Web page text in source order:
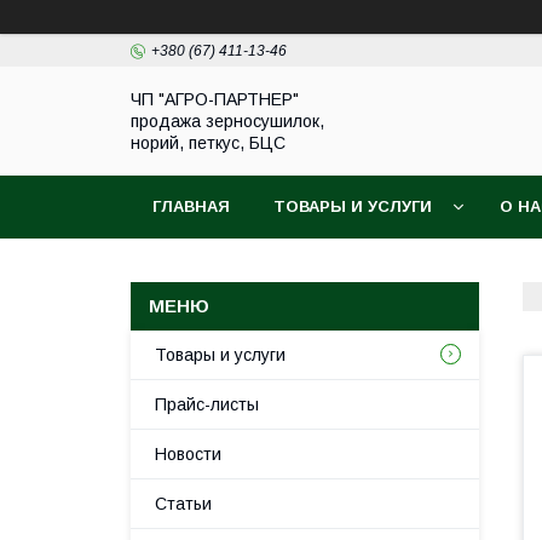
+380 (67) 411-13-46
ЧП "АГРО-ПАРТНЕР"
продажа зерносушилок,
норий, петкус, БЦС
ГЛАВНАЯ ТОВАРЫ И УСЛУГИ О
Товары и услуги
Прайс-листы
Новости
Статьи